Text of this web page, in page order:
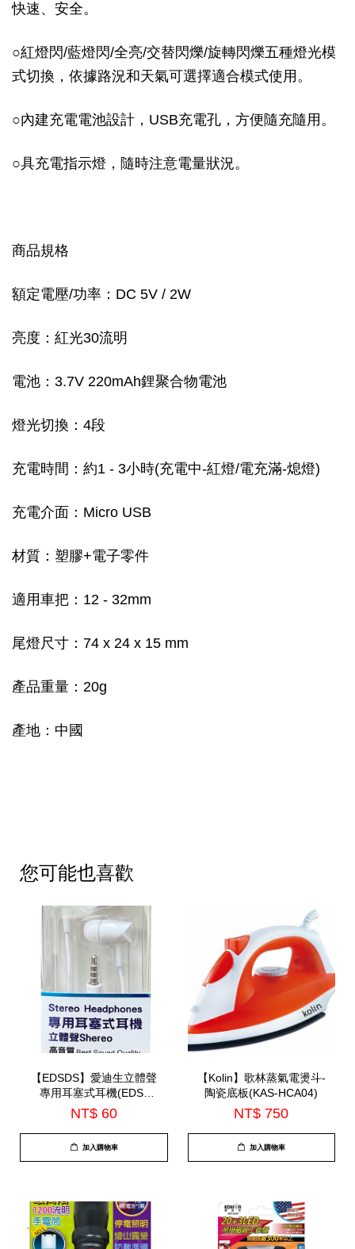
快速、安全。
○紅燈閃/藍燈閃/全亮/交替閃爍/旋轉閃爍五種燈光模
式切換，依據路況和天氣可選擇適合模式使用。
○內建充電電池設計，USB充電孔，方便隨充隨用。
○具充電指示燈，隨時注意電量狀況。
商品規格
額定電壓/功率：DC 5V / 2W
亮度：紅光30流明
電池：3.7V 220mAh鋰聚合物電池
燈光切換：4段
充電時間：約1 - 3小時(充電中-紅燈/電充滿-熄燈)
充電介面：Micro USB
材質：塑膠+電子零件
適用車把：12 - 32mm
尾燈尺寸：74 x 24 x 15 mm
產品重量：20g
產地：中國
您可能也喜歡
【EDSDS】愛迪生立體聲
專用耳塞式耳機(EDS-
C514)
NT$ 60
加入購物車
【Kolin】歌林蒸氣電燙斗-
陶瓷底板(KAS-HCA04)
NT$ 750
加入購物車